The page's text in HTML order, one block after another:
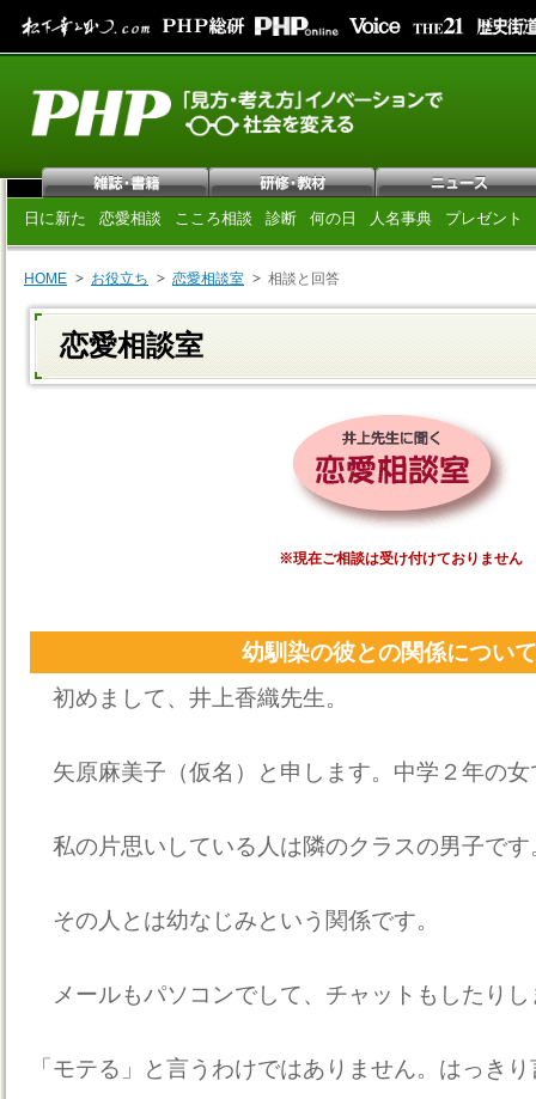
日に新た 恋愛相談 こころ相談 診断 何の日 人名事典 プレゼント
HOME お役立ち 恋愛相談室 相談と回答
恋愛相談室
※現在ご相談は受け付けておりません
幼馴染の彼との関係につい
初めまして、井上香織先生。
矢原麻美子（仮名）と申します。中学２年の女
私の片思いしている人は隣のクラスの男子です
その人とは幼なじみという関係です。
メールもパソコンでして、チャットもしたりし
「モテる」と言うわけではありません。はっき